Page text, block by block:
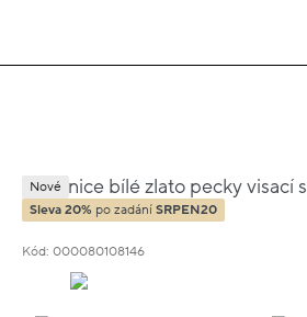
Náušnice bílé zlato pecky visací s
kamenem 1.3cm 2g
Kód: 000080108146
Nové
Sleva 20% po zadání SRPEN20